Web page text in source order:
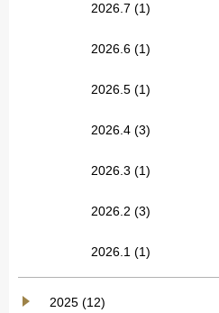
2026.7 (1)
2026.6 (1)
2026.5 (1)
2026.4 (3)
2026.3 (1)
2026.2 (3)
2026.1 (1)
2025 (12)